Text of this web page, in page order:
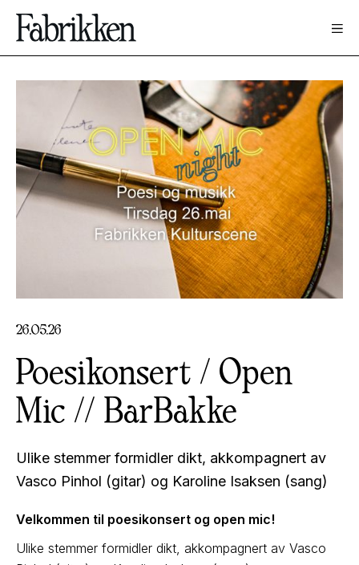
26.05.26
Poesikonsert / Open
Mic // BarBakke
Ulike stemmer formidler dikt, akkompagnert av
Vasco Pinhol (gitar) og Karoline Isaksen (sang)
Velkommen til poesikonsert og open mic!
Ulike stemmer formidler dikt, akkompagnert av Vasco